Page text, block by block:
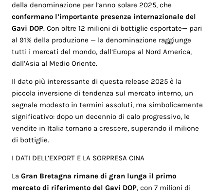
della denominazione per l’anno solare 2025, che
confermano l’importante presenza internazionale del
Gavi DOP. Con oltre 12 milioni di bottiglie esportate— pari
al 91% della produzione — la denominazione raggiunge
tutti i mercati del mondo, dall’Europa al Nord America,
dall’Asia al Medio Oriente.
Il dato più interessante di questa release 2025 è la
piccola inversione di tendenza sul mercato interno, un
segnale modesto in termini assoluti, ma simbolicamente
significativo: dopo un decennio di calo progressivo, le
vendite in Italia tornano a crescere, superando il milione
di bottiglie.
I DATI DELL’EXPORT E LA SORPRESA CINA
LaGran Bretagna rimane di gran lunga il primo
mercato di riferimento del Gavi DOP, con 7 milioni di